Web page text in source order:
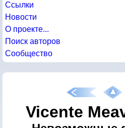
Ссылки
Новости
О проекте...
Поиск авторов
Сообщество
Vicente